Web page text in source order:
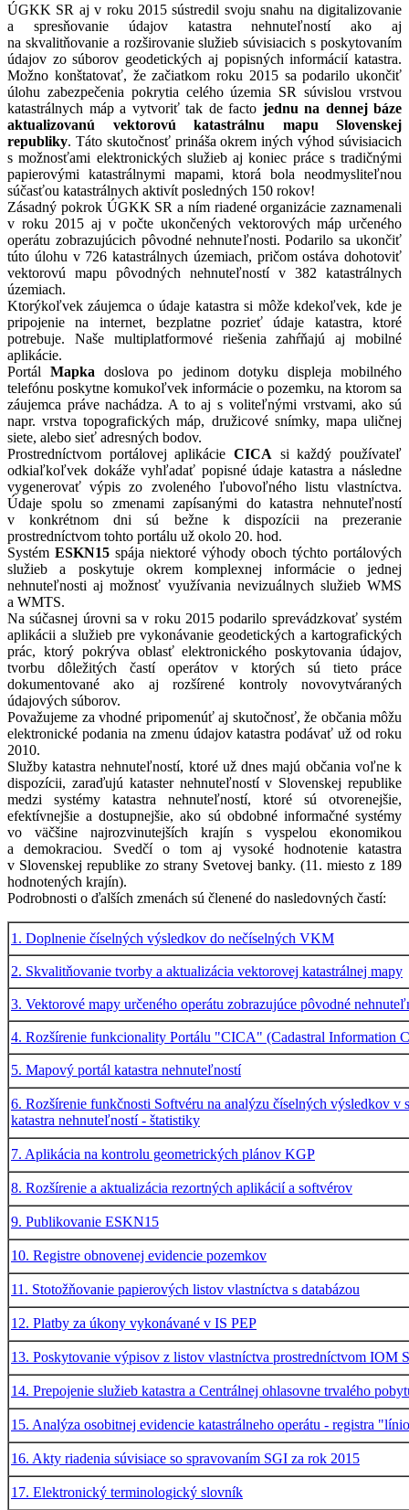
ÚGKK SR aj v roku 2015 sústredil svoju snahu na digitalizovanie
a spresňovanie údajov katastra nehnuteľností ako aj
na skvalitňovanie a rozširovanie služieb súvisiacich s poskytovaním
údajov zo súborov geodetických aj popisných informácií katastra.
Možno konštatovať, že začiatkom roku 2015 sa podarilo ukončiť
úlohu zabezpečenia pokrytia celého územia SR súvislou vrstvou
katastrálnych máp a vytvoriť tak de facto jednu na dennej báze
aktualizovanú vektorovú katastrálnu mapu Slovenskej
republiky. Táto skutočnosť prináša okrem iných výhod súvisiacich
s možnosťami elektronických služieb aj koniec práce s tradičnými
papierovými katastrálnymi mapami, ktorá bola neodmysliteľnou
súčasťou katastrálnych aktivít posledných 150 rokov!
Zásadný pokrok ÚGKK SR a ním riadené organizácie zaznamenali
v roku 2015 aj v počte ukončených vektorových máp určeného
operátu zobrazujúcich pôvodné nehnuteľnosti. Podarilo sa ukončiť
túto úlohu v 726 katastrálnych územiach, pričom ostáva dohotoviť
vektorovú mapu pôvodných nehnuteľností v 382 katastrálnych
územiach.
Ktorýkoľvek záujemca o údaje katastra si môže kdekoľvek, kde je
pripojenie na internet, bezplatne pozrieť údaje katastra, ktoré
potrebuje. Naše multiplatformové riešenia zahŕňajú aj mobilné
aplikácie.
PortálMapka doslova po jedinom dotyku displeja mobilného
telefónu poskytne komukoľvek informácie o pozemku, na ktorom sa
záujemca práve nachádza. A to aj s voliteľnými vrstvami, ako sú
napr. vrstva topografických máp, družicové snímky, mapa uličnej
siete, alebo sieť adresných bodov.
Prostredníctvom portálovej aplikácie CICA si každý používateľ
odkiaľkoľvek dokáže vyhľadať popisné údaje katastra a následne
vygenerovať výpis zo zvoleného ľubovoľného listu vlastníctva.
Údaje spolu so zmenami zapísanými do katastra nehnuteľností
v konkrétnom dni sú bežne k dispozícii na prezeranie
prostredníctvom tohto portálu už okolo 20. hod.
Systém ESKN15 spája niektoré výhody oboch týchto portálových
služieb a poskytuje okrem komplexnej informácie o jednej
nehnuteľnosti aj možnosť využívania nevizuálnych služieb WMS
a WMTS.
Na súčasnej úrovni sa v roku 2015 podarilo sprevádzkovať systém
aplikácii a služieb pre vykonávanie geodetických a kartografických
prác, ktorý pokrýva oblasť elektronického poskytovania údajov,
tvorbu dôležitých častí operátov v ktorých sú tieto práce
dokumentované ako aj rozšírené kontroly novovytváraných
údajových súborov.
Považujeme za vhodné pripomenúť aj skutočnosť, že občania môžu
elektronické podania na zmenu údajov katastra podávať už od roku
2010.
Služby katastra nehnuteľností, ktoré už dnes majú občania voľne k
dispozícii, zaraďujú kataster nehnuteľností v Slovenskej republike
medzi systémy katastra nehnuteľností, ktoré sú otvorenejšie,
efektívnejšie a dostupnejšie, ako sú obdobné informačné systémy
vo väčšine najrozvinutejších krajín s vyspelou ekonomikou
a demokraciou. Svedčí o tom aj vysoké hodnotenie katastra
v Slovenskej republike zo strany Svetovej banky. (11. miesto z 189
hodnotených krajín).
Podrobnosti o ďalších zmenách sú členené do nasledovných častí:
1. Doplnenie číselných výsledkov do nečíselných VKM
2. Skvalitňovanie tvorby a aktualizácia vektorovej katastrálnej mapy
3. Vektorové mapy určeného operátu zobrazujúce pôvodné
4. Rozšírenie funkcionality Portálu "CICA" (Cadastral Information
5. Mapový portál katastra nehnuteľností
6. Rozšírenie funkčnosti Softvéru na analýzu číselných výsledkov v
katastra nehnuteľností - štatistiky
7. Aplikácia na kontrolu geometrických plánov KGP
8. Rozšírenie a aktualizácia rezortných aplikácií a softvérov
9. Publikovanie ESKN15
10. Registre obnovenej evidencie pozemkov
11. Stotožňovanie papierových listov vlastníctva s databázou
12. Platby za úkony vykonávané v IS PEP
13. Poskytovanie výpisov z listov vlastníctva prostredníctvom IOM
14. Prepojenie služieb katastra a Centrálnej ohlasovne trvalého
15. Analýza osobitnej evidencie katastrálneho operátu - registra
16. Akty riadenia súvisiace so spravovaním SGI za rok 2015
17. Elektronický terminologický slovník